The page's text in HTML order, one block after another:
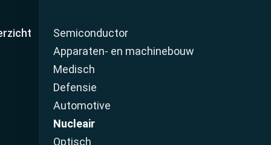
Semiconductor
Apparaten- en machinebouw
Medisch
Defensie
Automotive
Nucleair
Optisch